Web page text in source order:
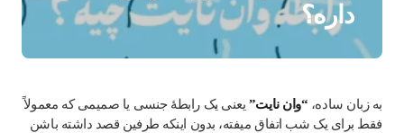
داره؟
به زبان ساده، “وان نایت” یعنی یک رابطهٔ جنسی یا صمیمی که معمولاً
فقط برای یک شب اتفاق میفته، بدون اینکه طرفین قصد داشته باشن